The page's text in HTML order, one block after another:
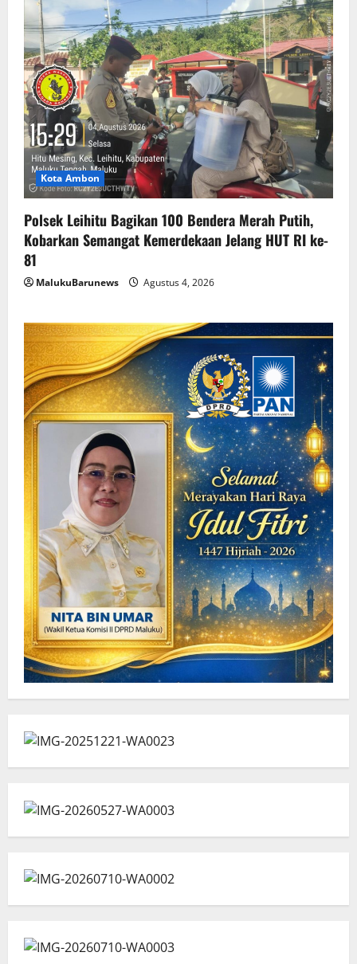
Kota Ambon
Polsek Leihitu Bagikan 100 Bendera Merah Putih,
Kobarkan Semangat Kemerdekaan Jelang HUT RI ke-
81
MalukuBarunews Agustus 4, 2026